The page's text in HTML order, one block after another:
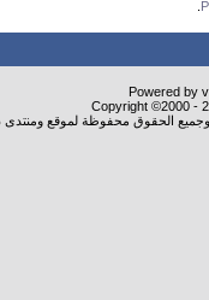
Powered by
Copyright ©2000 -
الحقوق محفوظة لموقع